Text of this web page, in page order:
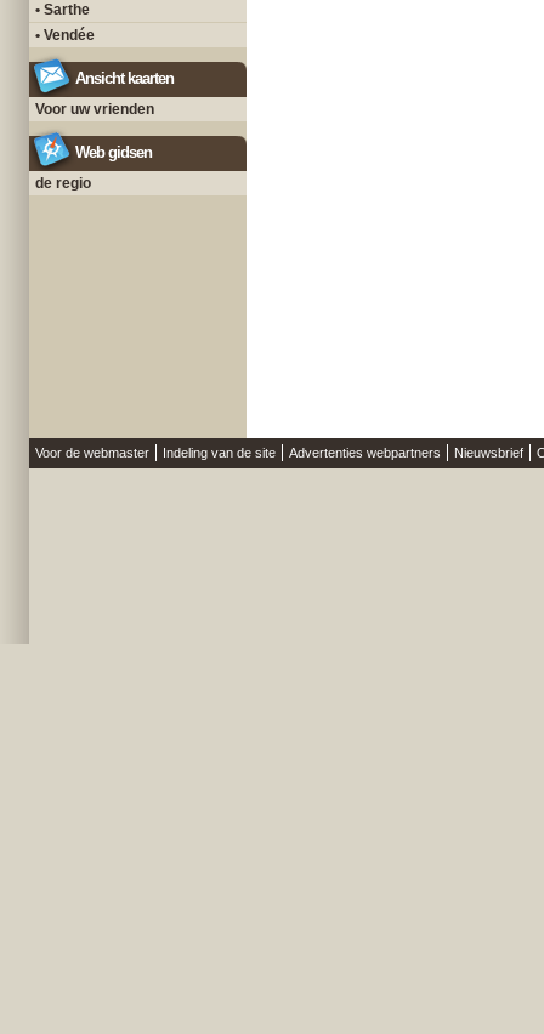
• Sarthe
• Vendée
Ansicht kaarten
Voor uw vrienden
Web gidsen
de regio
Voor de webmaster Indeling van de site Advertenties webpartners Nieuwsbrief